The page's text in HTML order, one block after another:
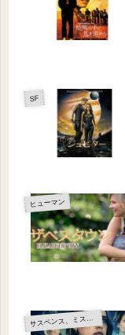
SF
ヒューマン
サ
スペンス、ミステリー